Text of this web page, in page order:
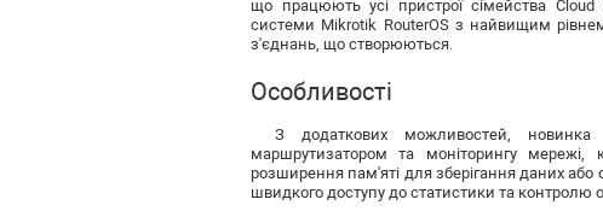
що працюють усі пристрої сімейства Cloud
системи Mikrotik RouterOS з найвищим
з'єднань, що створюються.
Особливості
З додаткових можливостей,
маршрутизатором та моніторингу
розширення пам'яті для зберігання даних або
швидкого доступу до статистики та контролю